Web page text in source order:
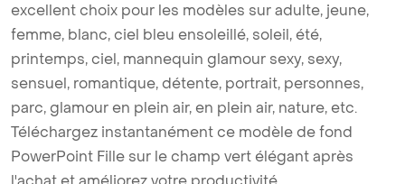
excellent choix pour les modèles sur adulte, jeune,
femme, blanc, ciel bleu ensoleillé, soleil, été,
printemps, ciel, mannequin glamour sexy, sexy,
sensuel, romantique, détente, portrait, personnes,
parc, glamour en plein air, en plein air, nature, etc.
Téléchargez instantanément ce modèle de fond
PowerPoint Fille sur le champ vert élégant après